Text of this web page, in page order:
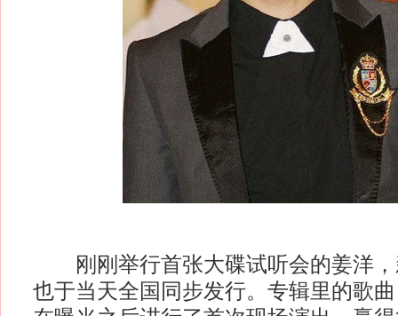
刚刚举行首张大碟试听会的姜洋，
也于当天全国同步发行。专辑里的歌